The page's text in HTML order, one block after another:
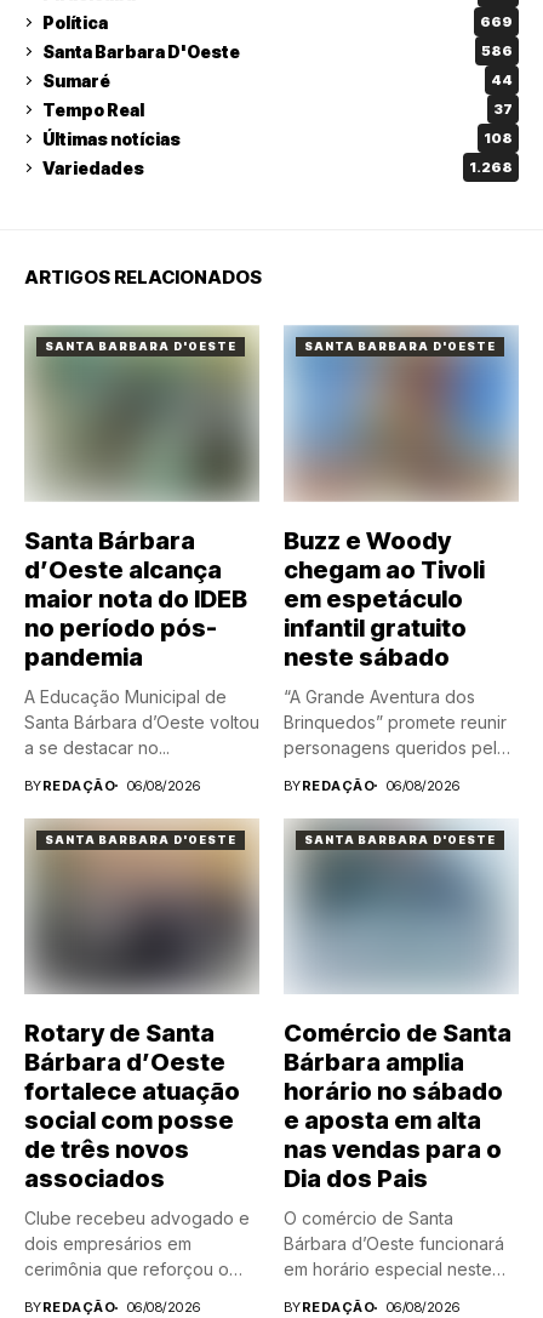
Política 669
Santa Barbara D'Oeste 586
Sumaré 44
Tempo Real 37
Últimas notícias 108
Variedades 1.268
ARTIGOS RELACIONADOS
SANTA BARBARA D'OESTE
Santa Bárbara
d’Oeste alcança
maior nota do IDEB
no período pós-
pandemia
A Educação Municipal de
Santa Bárbara d’Oeste voltou
a se destacar no...
BYREDAÇÃO 06/08/2026
SANTA BARBARA D'OESTE
Buzz e Woody
chegam ao Tivoli
em espetáculo
infantil gratuito
neste sábado
“A Grande Aventura dos
Brinquedos” promete reunir
personagens queridos pelas
BYREDAÇÃO 06/08/2026
SANTA BARBARA D'OESTE
Rotary de Santa
Bárbara d’Oeste
fortalece atuação
social com posse
de três novos
associados
Clube recebeu advogado e
dois empresários em
cerimônia que reforçou o
BYREDAÇÃO 06/08/2026
SANTA BARBARA D'OESTE
Comércio de Santa
Bárbara amplia
horário no sábado
e aposta em alta
nas vendas para o
Dia dos Pais
O comércio de Santa
Bárbara d’Oeste funcionará
em horário especial neste
BYREDAÇÃO 06/08/2026